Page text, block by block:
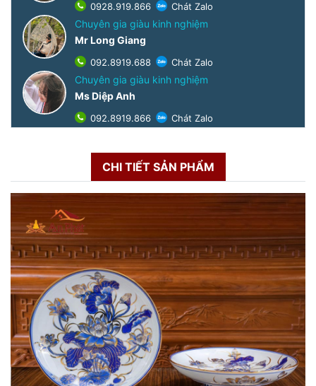
0928.919.866 Chát Zalo
Chuyên gia giàu kinh nghiệm
Mr Long Giang
092.8919.688 Chát Zalo
Chuyên gia giàu kinh nghiệm
Ms Diệp Anh
092.8919.866 Chát Zalo
CHI TIẾT SẢN PHẨM